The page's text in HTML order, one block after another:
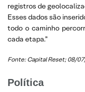
registros de
Esses dados são
todo o caminho
cada etapa.”
Fonte: Capital Reset; 08/
Política